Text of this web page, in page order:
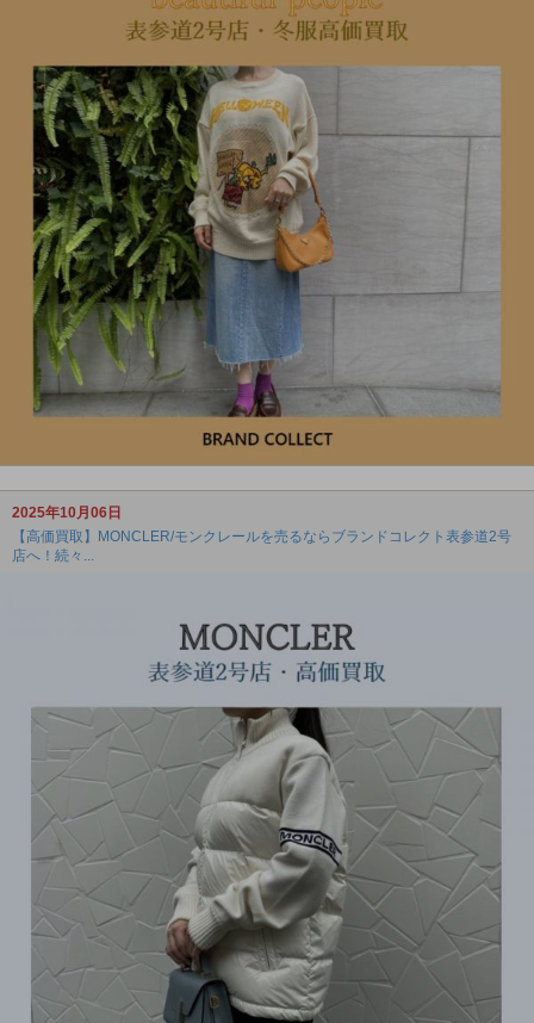
2025年10月06日
【高価買取】MONCLER/モンクレールを売るならブランドコレクト表参道2号
店へ！続々...